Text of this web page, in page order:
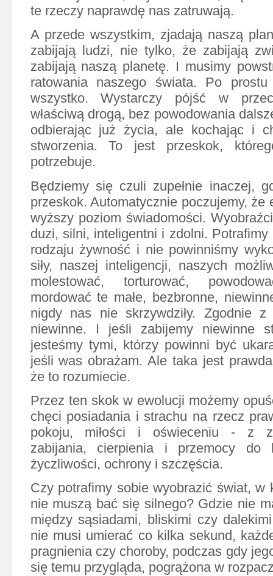
te rzeczy naprawdę nas zatruwają.
A przede wszystkim, zjadają naszą
zabijają ludzi, nie tylko, że zabijają
zabijają naszą planetę. I musimy
ratowania naszego świata. Po
wszystko. Wystarczy pójść w
właściwą drogą, bez powodowania
odbierając już życia, ale kochając i
stworzenia. To jest przeskok,
potrzebuje.
Będziemy się czuli zupełnie inaczej,
przeskok. Automatycznie poczujemy, że
wyższy poziom świadomości.
duzi, silni, inteligentni i zdolni. Potrafimy
rodzaju żywność i nie powinniśmy
siły, naszej inteligencji, naszych
molestować, torturować,
mordować te małe, bezbronne,
nigdy nas nie skrzywdziły. Zgodnie
niewinne. I jeśli zabijemy niewinne
jesteśmy tymi, którzy powinni być
jeśli was obrażam. Ale taka jest
że to rozumiecie.
Przez ten skok w ewolucji możemy
chęci posiadania i strachu na rzecz
pokoju, miłości i oświeceniu - z
zabijania, cierpienia i przemocy do
życzliwości, ochrony i szczęścia.
Czy potrafimy sobie wyobrazić świat, w
nie muszą bać się silnego? Gdzie nie
między sąsiadami, bliskimi czy
nie musi umierać co kilka sekund,
pragnienia czy choroby, podczas gdy
się temu przygląda, pogrążona w